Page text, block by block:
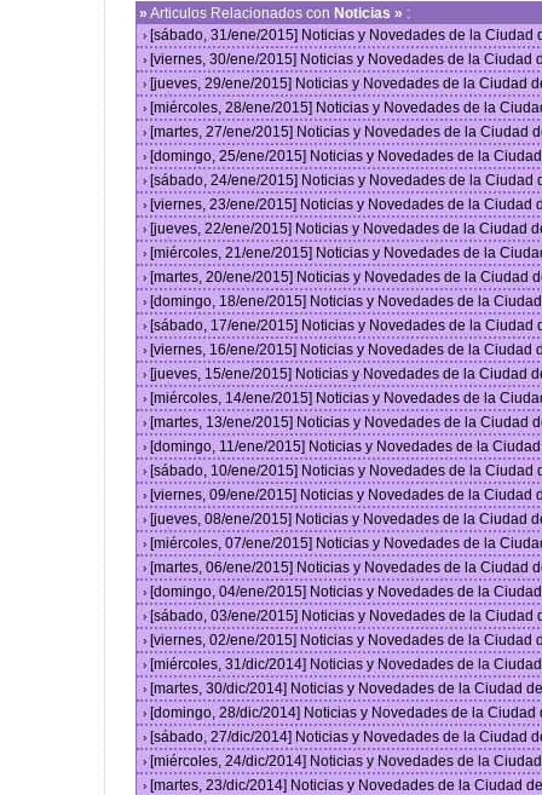
» Articulos Relacionados con Noticias » :
› [sábado, 31/ene/2015] Noticias y Novedades de la Ciudad
› [viernes, 30/ene/2015] Noticias y Novedades de la Ciudad
› [jueves, 29/ene/2015] Noticias y Novedades de la Ciudad
› [miércoles, 28/ene/2015] Noticias y Novedades de la
› [martes, 27/ene/2015] Noticias y Novedades de la Ciudad
› [domingo, 25/ene/2015] Noticias y Novedades de la
› [sábado, 24/ene/2015] Noticias y Novedades de la Ciudad
› [viernes, 23/ene/2015] Noticias y Novedades de la Ciudad
› [jueves, 22/ene/2015] Noticias y Novedades de la Ciudad
› [miércoles, 21/ene/2015] Noticias y Novedades de la
› [martes, 20/ene/2015] Noticias y Novedades de la Ciudad
› [domingo, 18/ene/2015] Noticias y Novedades de la
› [sábado, 17/ene/2015] Noticias y Novedades de la Ciudad
› [viernes, 16/ene/2015] Noticias y Novedades de la Ciudad
› [jueves, 15/ene/2015] Noticias y Novedades de la Ciudad
› [miércoles, 14/ene/2015] Noticias y Novedades de la
› [martes, 13/ene/2015] Noticias y Novedades de la Ciudad
› [domingo, 11/ene/2015] Noticias y Novedades de la
› [sábado, 10/ene/2015] Noticias y Novedades de la Ciudad
› [viernes, 09/ene/2015] Noticias y Novedades de la Ciudad
› [jueves, 08/ene/2015] Noticias y Novedades de la Ciudad
› [miércoles, 07/ene/2015] Noticias y Novedades de la
› [martes, 06/ene/2015] Noticias y Novedades de la Ciudad
› [domingo, 04/ene/2015] Noticias y Novedades de la
› [sábado, 03/ene/2015] Noticias y Novedades de la Ciudad
› [viernes, 02/ene/2015] Noticias y Novedades de la Ciudad
› [miércoles, 31/dic/2014] Noticias y Novedades de la
› [martes, 30/dic/2014] Noticias y Novedades de la Ciudad
› [domingo, 28/dic/2014] Noticias y Novedades de la
› [sábado, 27/dic/2014] Noticias y Novedades de la Ciudad
› [miércoles, 24/dic/2014] Noticias y Novedades de la
› [martes, 23/dic/2014] Noticias y Novedades de la Ciudad